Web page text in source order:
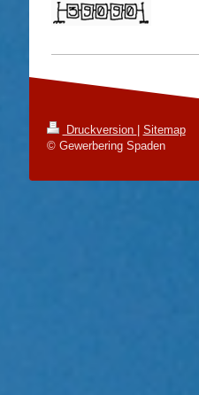
Druckversion
Sitemap
© Gewerbering Spaden